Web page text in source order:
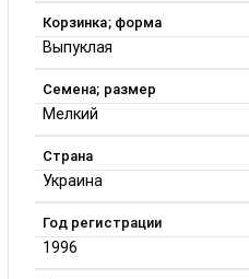
Корзинка; форма
Выпуклая
Семена; размер
Мелкий
Страна
Украина
Год регистрации
1996